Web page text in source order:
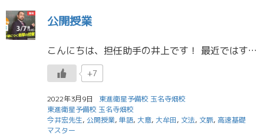
公開授業
こんにちは、担任助手の井上です！ 最近ではすごく暖かくなってきましたね！ 昼になると暑いと思うほどの日もあります。 こう暖かくなってくると、どこかへ出かけたい気持ちが強くなってきますね！ こういう私も、春の陽気に耐え切れ […]
+7
2022年3月9日
東進衛星予備校 玉名寺畑校
東進衛星予備校 玉名寺畑校
今井宏先生, 公開授業, 単語, 大意, 大牟田, 文法, 文脈, 高速基礎
マスター